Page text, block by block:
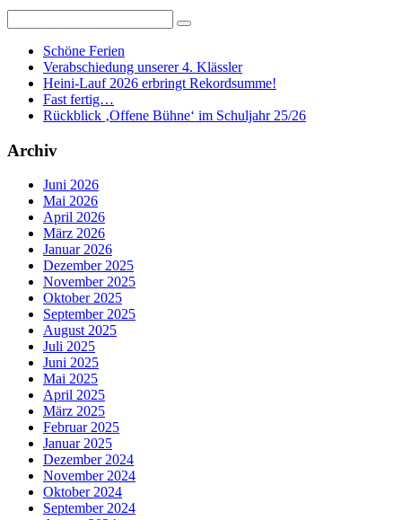
Schöne Ferien
Verabschiedung unserer 4. Klässler
Heini-Lauf 2026 erbringt Rekordsumme!
Fast fertig…
Rückblick ‚Offene Bühne‘ im Schuljahr 25/26
Archiv
Juni 2026
Mai 2026
April 2026
März 2026
Januar 2026
Dezember 2025
November 2025
Oktober 2025
September 2025
August 2025
Juli 2025
Juni 2025
Mai 2025
April 2025
März 2025
Februar 2025
Januar 2025
Dezember 2024
November 2024
Oktober 2024
September 2024